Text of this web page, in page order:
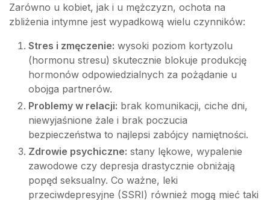
Zarówno u kobiet, jak i u mężczyzn, ochota na
zbliżenia intymne jest wypadkową wielu czynników:
Stres i zmęczenie: wysoki poziom kortyzolu
(hormonu stresu) skutecznie blokuje produkcję
hormonów odpowiedzialnych za pożądanie u
obojga partnerów.
Problemy w relacji: brak komunikacji, ciche dni,
niewyjaśnione żale i brak poczucia
bezpieczeństwa to najlepsi zabójcy namiętności.
Zdrowie psychiczne: stany lękowe, wypalenie
zawodowe czy depresja drastycznie obniżają
popęd seksualny. Co ważne, leki
przeciwdepresyjne (SSRI) również mogą mieć taki